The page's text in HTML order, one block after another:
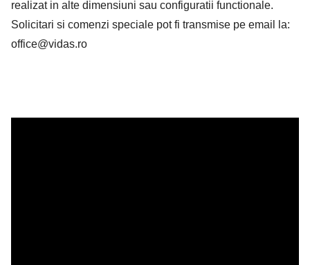
realizat in alte dimensiuni sau configuratii functionale.
Solicitari si comenzi speciale pot fi transmise pe email la:
office@vidas.ro